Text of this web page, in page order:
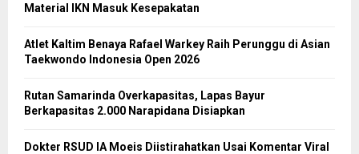
Material IKN Masuk Kesepakatan
Atlet Kaltim Benaya Rafael Warkey Raih Perunggu di Asian
Taekwondo Indonesia Open 2026
Rutan Samarinda Overkapasitas, Lapas Bayur
Berkapasitas 2.000 Narapidana Disiapkan
Dokter RSUD IA Moeis Diistirahatkan Usai Komentar Viral